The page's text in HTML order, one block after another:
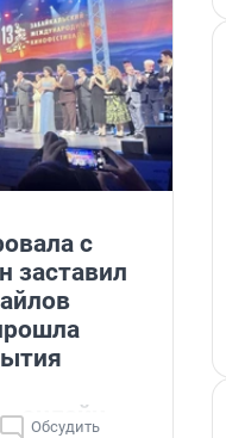
с
заставил
онлайн
Обсудить